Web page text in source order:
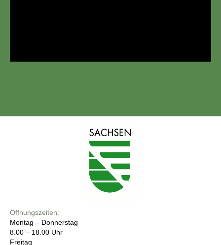
Öffnungszeiten:
Montag – Donnerstag
8.00 – 18.00 Uhr
Freitag